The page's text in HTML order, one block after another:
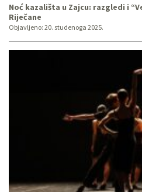
Noć kazališta u Zajcu: razgledi i
Riječane
Objavljeno: 20. studenoga 2025.